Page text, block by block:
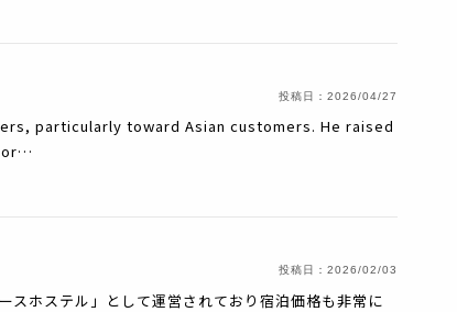
投稿日： 2026/04/27
particularly toward Asian customers. He raised
or…
投稿日： 2026/02/03
スホステル」として運営されており宿泊価格も非常に